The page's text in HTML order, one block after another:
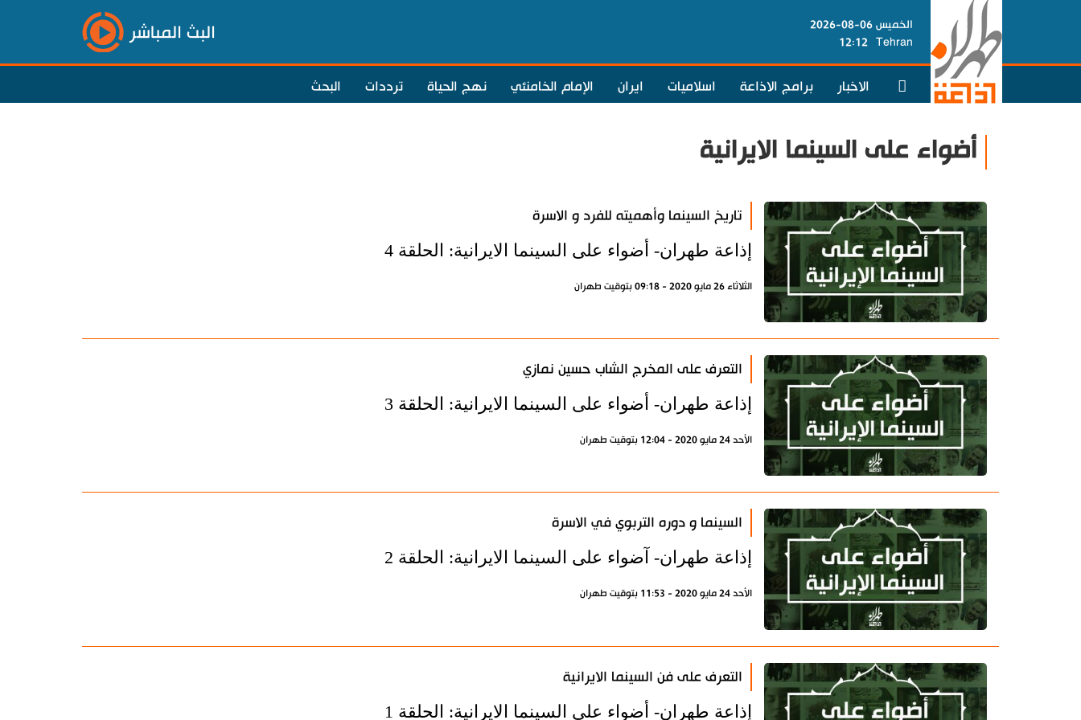
الخميس 06-08-2026
Tehran
12:12 البث المباشر
الاخبار برامج الاذاعة اسلاميات ايران الإمام الخامنئي نهج الحياة ترددات البحث
أضواء على السينما الايرانية
تاريخ السينما وأهميته للفرد و الاسرة
إذاعة طهران- أضواء على السينما الايرانية: الحلقة 4
الثلاثاء 26 مايو 2020 - 09:18 بتوقيت طهران
التعرف على المخرج الشاب حسين نمازي
إذاعة طهران- أضواء على السينما الايرانية: الحلقة 3
الأحد 24 مايو 2020 - 12:04 بتوقيت طهران
السينما و دوره التربوي في الاسرة
إذاعة طهران- آضواء على السينما الايرانية: الحلقة 2
الأحد 24 مايو 2020 - 11:53 بتوقيت طهران
التعرف على فن السينما الايرانية
إذاعة طهران- أضواء على السينما الايرانية: الحلقة 1